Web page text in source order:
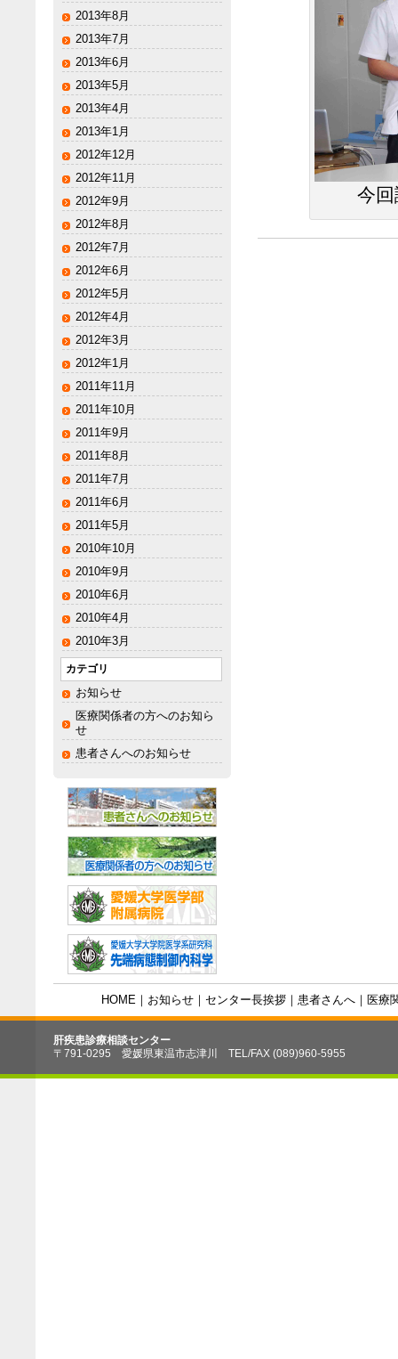
今
2013年8月
2013年7月
2013年6月
2013年5月
2013年4月
2013年1月
2012年12月
2012年11月
2012年9月
2012年8月
2012年7月
2012年6月
2012年5月
2012年4月
2012年3月
2012年1月
2011年11月
2011年10月
2011年9月
2011年8月
2011年7月
2011年6月
2011年5月
2010年10月
2010年9月
2010年6月
2010年4月
2010年3月
カテゴリ
お知らせ
医療関係者の方へのお知ら
せ
患者さんへのお知らせ
HOME ｜ お知らせ ｜ センター長挨拶 ｜ 患者さんへ ｜ 医療
肝疾患診療相談センター
〒791-0295 愛媛県東温市志津川 TEL/FAX (089)960-5955